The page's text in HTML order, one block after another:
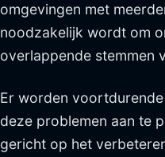
omgevingen met
noodzakelijk wordt om
overlappende stemmen
Er worden
deze problemen aan te
gericht op het